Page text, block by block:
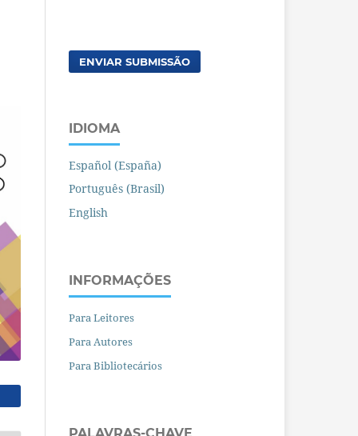
ENVIAR SUBMISSÃO
IDIOMA
Español (España)
Português (Brasil)
English
INFORMAÇÕES
Para Leitores
Para Autores
Para Bibliotecários